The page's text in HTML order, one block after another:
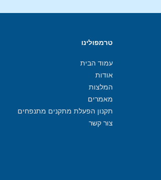
טרמפולינו
עמוד הבית
אודות
המלצות
מאמרים
תקנון הפעלת מתקנים מתנפחים
צור קשר